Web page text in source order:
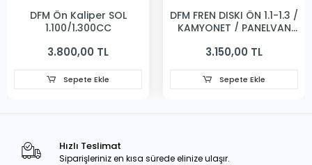
DFM Ön Kaliper SOL
1,100/1,300CC
3.800,00 TL
Sepete Ekle
DFM FREN DISKI ÖN 1.1-1.3 /
KAMYONET / PANELVAN
3.150,00 TL
Sepete Ekle
Hızlı Teslimat
Siparişleriniz en kısa sürede elinize ulaşır.